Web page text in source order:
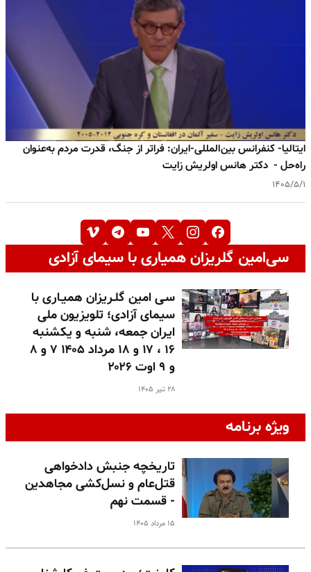
ایتالیا- کنفرانس بین‌المللی-ایران: فراتر از جنگ، قدرت مردم به‌عنوان
راه‌حل - دکتر هانس اولریش زایت
۱۴۰۵/۵/۱
سی‌امین گلریزان همیاری با سیمای آزادی
سـی امین گلـریزان همیـاری با
سیمای آزادی؛ تلویزیون ملی
ایران جمعه، شنبه و یکشنبه
۱۶ ، ۱۷ و ۱۸ مرداد ۱۴۰۵ ۷ و ۸
و ۹ اوت ۲۰۲۶
۲۸ تیر ۱۴۰۵
ویژه برنامه
تاریخچه جنبش دادخواهی
قتل‌عام و نسل‌کشی مجاهدین
- قسمت نهم
۱۵ مرداد ۱۴۰۵